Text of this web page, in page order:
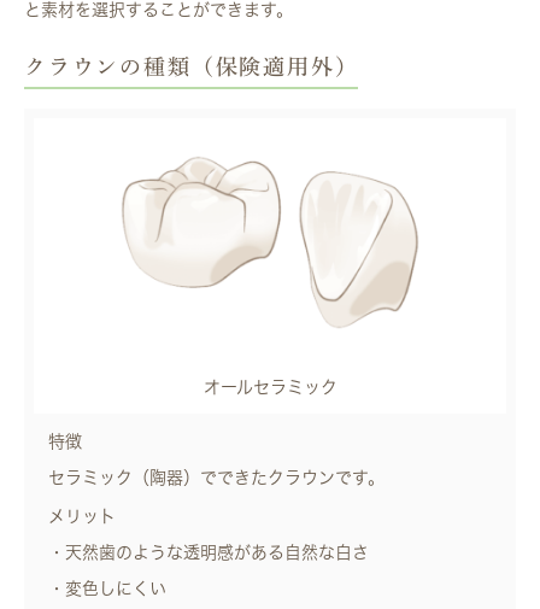
と素材を選択することができます。
クラウンの種類（保険適用外）
オールセラミック
特徴
セラミック（陶器）でできたクラウンです。
メリット
・天然歯のような透明感がある自然な白さ
・変色しにくい